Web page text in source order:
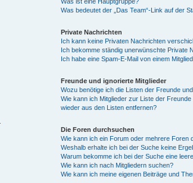
Was bedeutet der „Das Team“-Link auf der
Private Nachrichten
Ich kann keine Privaten Nachrichten
Ich bekomme ständig unerwünschte Private
Ich habe eine Spam-E-Mail von einem
Freunde und ignorierte Mitglieder
Wozu benötige ich die Listen der Freunde
Wie kann ich Mitglieder zur Liste der
wieder aus den Listen entfernen?
Die Foren durchsuchen
Wie kann ich ein Forum oder mehrere Foren
Weshalb erhalte ich bei der Suche keine
Warum bekomme ich bei der Suche eine
Wie kann ich nach Mitgliedern suchen?
Wie kann ich meine eigenen Beiträge und